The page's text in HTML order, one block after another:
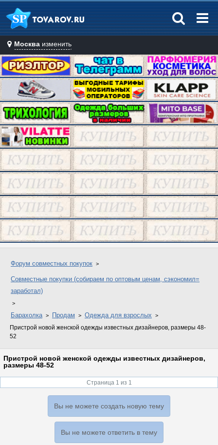
Москва изменить
Форум совместных покупок
Совместные покупки (собираем по оптовым ценам, сэкономил=
заработал)
Барахолка Продам Одежда для взрослых
Пристрой новой женской одежды известных дизайнеров, размеры 48-
52
Пристрой новой женской одежды известных дизайнеров,
размеры 48-52
Страница 1 из 1
Вы не можете создать новую тему
Вы не можете ответить в тему